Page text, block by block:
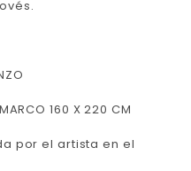
160 X 220 CM
por el artista en el